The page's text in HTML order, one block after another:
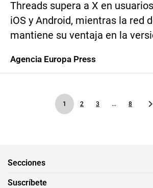
Threads supera a X en
iOS y Android, mientras la red
mantiene su ventaja en la
Agencia Europa Press
1 2 3 ... 8
Secciones
Suscríbete